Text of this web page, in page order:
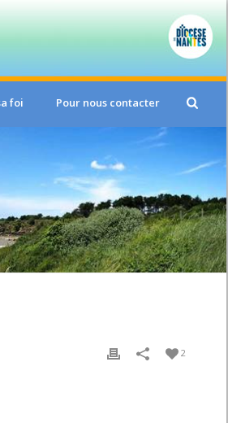
foi Pour nous contacter
2